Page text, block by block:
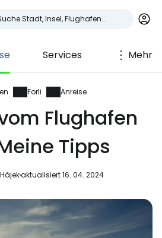
Services Mehr
Forli Anreise
Flughafen
Tipps
aktualisiert 16. 04. 2024
bei
Community
Weiter mit Google
mit Facebook